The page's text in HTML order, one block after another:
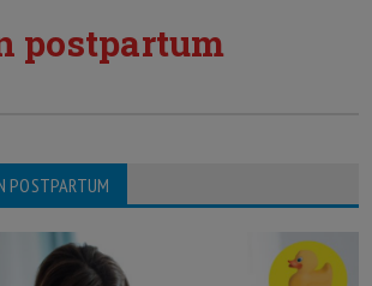
postpartum
POSTPARTUM